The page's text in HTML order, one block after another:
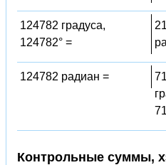
124782 градуса,
124782° =
124782 радиан =
Контрольные суммы,